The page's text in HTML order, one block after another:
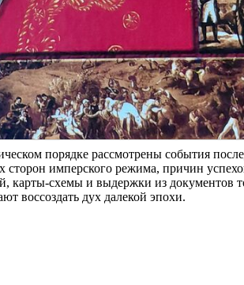
порядке рассмотрены события
имперского режима, причин
схемы и выдержки из документов
воссоздать дух далекой эпохи.